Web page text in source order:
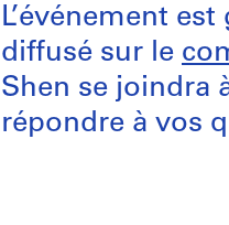
L’événement
diffusé sur le
Shen se joindra
répondre à vos